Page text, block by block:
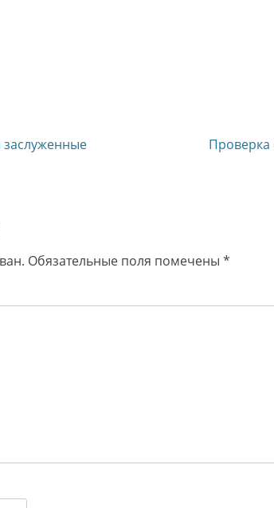
Проверка
Обязательные поля помечены *